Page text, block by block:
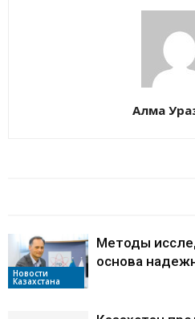
Алма
Новости
Казахстана
Методы
основа